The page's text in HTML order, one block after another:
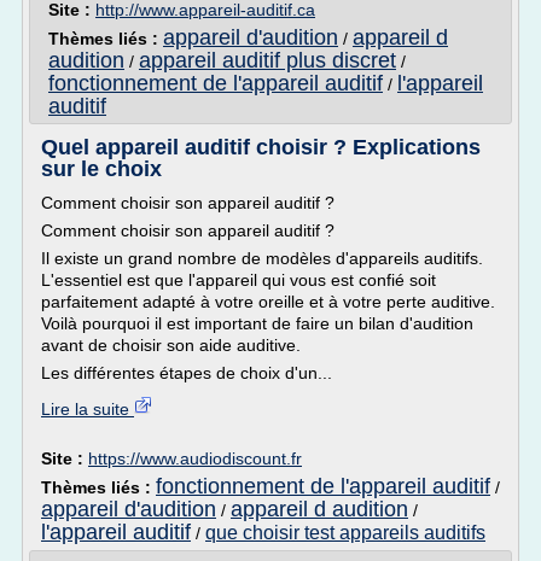
Site : http://www.appareil-auditif.ca
Thèmes liés : appareil d'audition / appareil d
audition / appareil auditif plus discret /
fonctionnement de l'appareil auditif / l'appareil
auditif
Quel appareil auditif choisir ? Explications
sur le choix
Comment choisir son appareil auditif ?
Comment choisir son appareil auditif ?
Il existe un grand nombre de modèles d'appareils auditifs.
L'essentiel est que l'appareil qui vous est confié soit
parfaitement adapté à votre oreille et à votre perte auditive.
Voilà pourquoi il est important de faire un bilan d'audition
avant de choisir son aide auditive.
Les différentes étapes de choix d'un...
Lire la suite
Site : https://www.audiodiscount.fr
Thèmes liés : fonctionnement de l'appareil auditif /
appareil d'audition / appareil d audition /
l'appareil auditif / que choisir test appareils auditifs